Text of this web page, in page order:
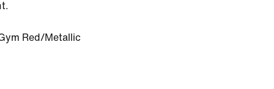
Red/Metallic